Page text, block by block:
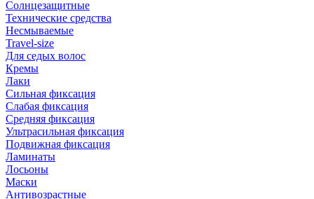
Солнцезащитные
Технические средства
Несмываемые
Travel-size
Для седых волос
Кремы
Лаки
Сильная фиксация
Слабая фиксация
Средняя фиксация
Ультрасильная фиксация
Подвижная фиксация
Ламинаты
Лосьоны
Маски
Антивозрастные